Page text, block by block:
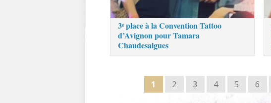
3ᵉ place à la Convention Tattoo
d’Avignon pour Tamara
Chaudesaigues
1 2 3 4 5 6